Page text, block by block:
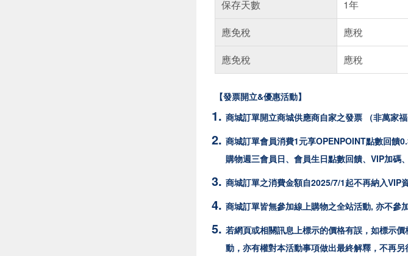
保存天數
1年
應免稅
應稅
應免稅
應稅
【發票開立&優惠活動】
商城訂單開立商城供應商自家之發票 （非萬家福
商城訂單會員消費1元享OPENPOINT點數回饋
購物週三會員日、會員生日點數回饋、VIP加碼
商城訂單之消費金額自2025/7/1起不再納入VIP
商城訂單皆無參加線上購物之全站活動, 亦不參
若網頁或相關訊息上標示的價格有誤，如標示
動，亦有權對本活動事項做出最終解釋，不再另